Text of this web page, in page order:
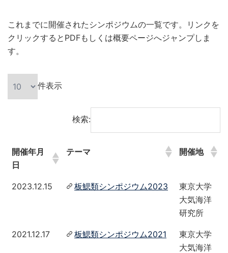
これまでに開催されたシンポジウムの一覧です。リンクを
クリックするとPDFもしくは概要ページへジャンプしま
す。
件表示
検索:
開催年月
日
テーマ 開催地
2023.12.15 板鰓類シンポジウム2023
東京大学
大気海洋
研究所
2021.12.17 板鰓類シンポジウム2021
東京大学
大気海洋